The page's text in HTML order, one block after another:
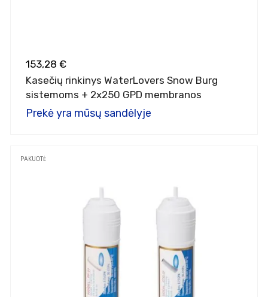
153,28 €
Kasečių rinkinys WaterLovers Snow Burg
sistemoms + 2x250 GPD membranos
Prekė yra mūsų sandėlyje
PAKUOTĖ